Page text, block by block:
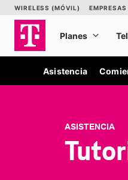
Asistencia
ASISTENCIA